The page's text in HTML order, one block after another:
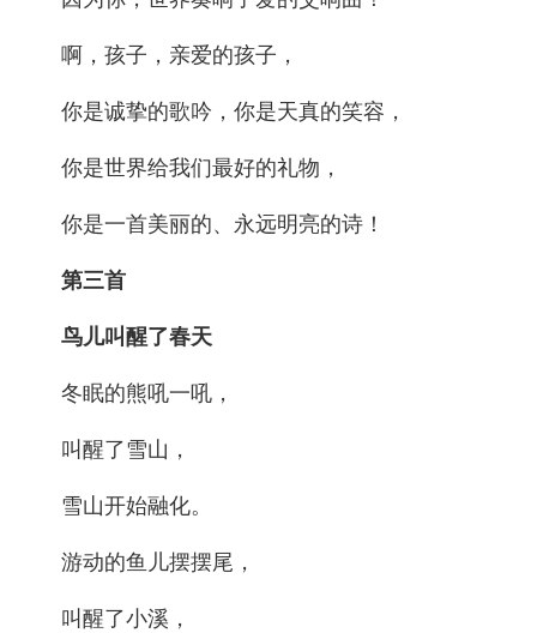
啊，孩子，亲爱的孩子，
你是诚挚的歌吟，你是天真的笑容，
你是世界给我们最好的礼物，
你是一首美丽的、永远明亮的诗！
第三首
鸟儿叫醒了春天
冬眠的熊吼一吼，
叫醒了雪山，
雪山开始融化。
游动的鱼儿摆摆尾，
叫醒了小溪，